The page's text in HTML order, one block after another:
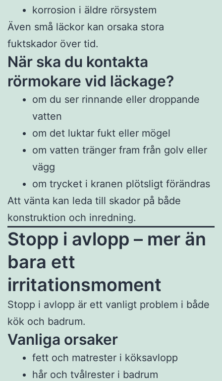
korrosion i äldre rörsystem
Även små läckor kan orsaka stora
fuktskador över tid.
När ska du kontakta
rörmokare vid läckage?
om du ser rinnande eller droppande
vatten
om det luktar fukt eller mögel
om vatten tränger fram från golv eller
vägg
om trycket i kranen plötsligt förändras
Att vänta kan leda till skador på både
konstruktion och inredning.
Stopp i avlopp – mer än
bara ett
irritationsmoment
Stopp i avlopp är ett vanligt problem i både
kök och badrum.
Vanliga orsaker
fett och matrester i köksavlopp
hår och tvålrester i badrum